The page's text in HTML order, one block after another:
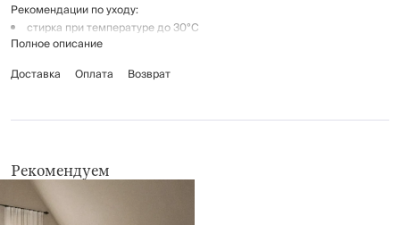
Рекомендации по уходу:
стирка при температуре до 30°С
не отбеливать
глажение запрещено
Полное описание
Доставка
Оплата Возврат
Рекомендуем